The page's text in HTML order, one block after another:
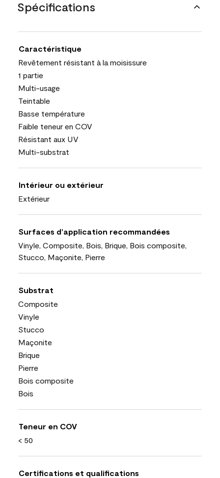
Spécifications
Caractéristique
Revêtement résistant à la moisissure
1 partie
Multi-usage
Teintable
Basse température
Faible teneur en COV
Résistant aux UV
Multi-substrat
Intérieur ou extérieur
Extérieur
Surfaces d’application recommandées
Vinyle, Composite, Bois, Brique, Bois composite,
Stucco, Maçonite, Pierre
Substrat
Composite
Vinyle
Stucco
Maçonite
Brique
Pierre
Bois composite
Bois
Teneur en COV
< 50
Certifications et qualifications